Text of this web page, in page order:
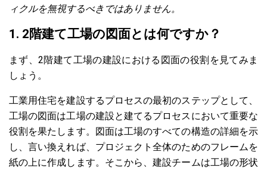
ィクルを無視するべきではありません。
1. 2階建て工場の図面とは何ですか？
まず、2階建て工場の建設における図面の役割を見てみま
しょう。
工業用住宅を建設するプロセスの最初のステップとして、
工場の図面は工場の建設と建てるプロセスにおいて重要な
役割を果たします。図面は工場のすべての構造の詳細を示
し、言い換えれば、プロジェクト全体のためのフレームを
紙の上に作成します。そこから、建設チームは工場の形状